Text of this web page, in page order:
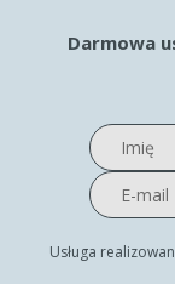
Darmowa
Usługa